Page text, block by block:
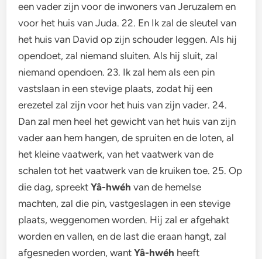
een vader zijn voor de inwoners van Jeruzalem en
voor het huis van Juda. 22. En Ik zal de sleutel van
het huis van David op zijn schouder leggen. Als hij
opendoet, zal niemand sluiten. Als hij sluit, zal
niemand opendoen. 23. Ik zal hem als een pin
vastslaan in een stevige plaats, zodat hij een
erezetel zal zijn voor het huis van zijn vader. 24.
Dan zal men heel het gewicht van het huis van zijn
vader aan hem hangen, de spruiten en de loten, al
het kleine vaatwerk, van het vaatwerk van de
schalen tot het vaatwerk van de kruiken toe. 25. Op
die dag, spreektYâ-hwéh van de hemelse
machten, zal die pin, vastgeslagen in een stevige
plaats, weggenomen worden. Hij zal er afgehakt
worden en vallen, en de last die eraan hangt, zal
afgesneden worden, wantYâ-hwéh heeft